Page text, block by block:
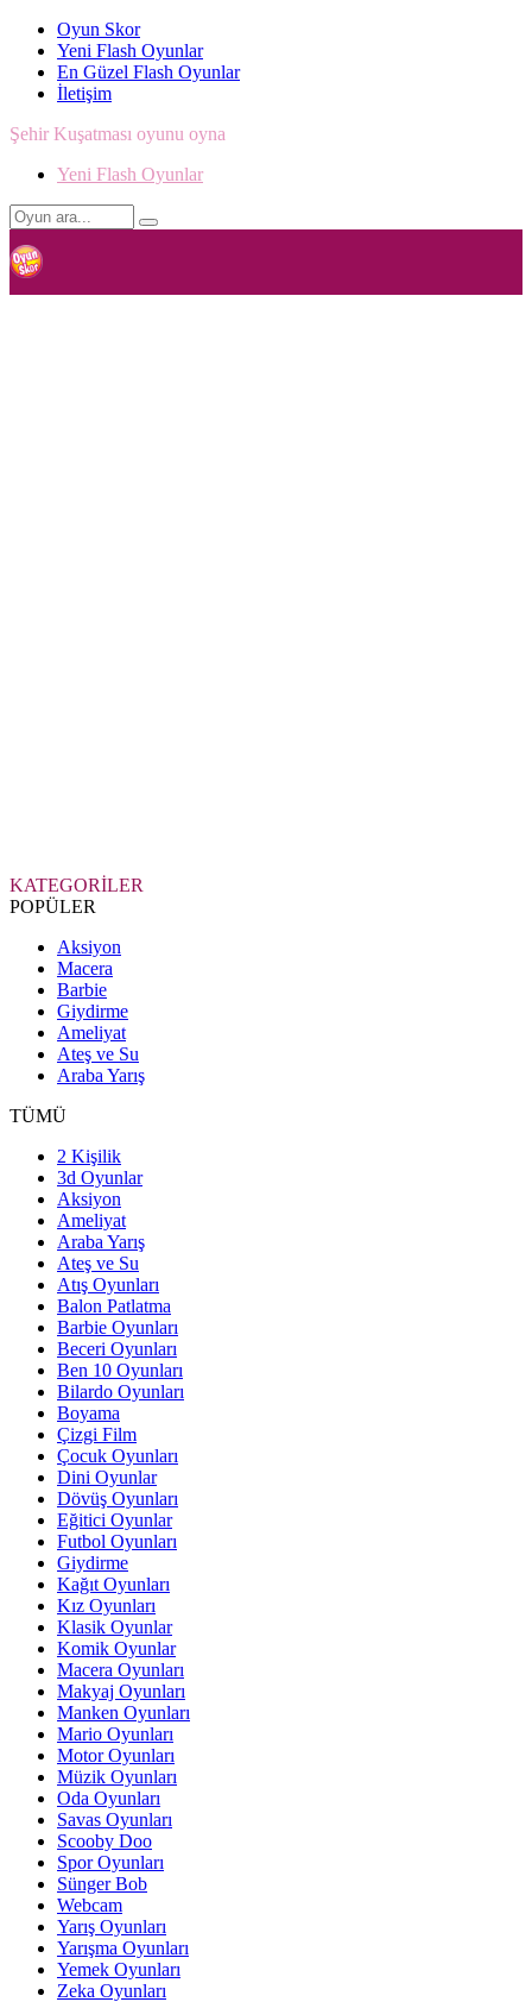
Oyun Skor
Yeni Flash Oyunlar
En Güzel Flash Oyunlar
İletişim
Şehir Kuşatması oyunu oyna
Yeni Flash Oyunlar
KATEGORİLER
POPÜLER
Aksiyon
Macera
Barbie
Giydirme
Ameliyat
Ateş ve Su
Araba Yarış
TÜMÜ
2 Kişilik
3d Oyunlar
Aksiyon
Ameliyat
Araba Yarış
Ateş ve Su
Atış Oyunları
Balon Patlatma
Barbie Oyunları
Beceri Oyunları
Ben 10 Oyunları
Bilardo Oyunları
Boyama
Çizgi Film
Çocuk Oyunları
Dini Oyunlar
Dövüş Oyunları
Eğitici Oyunlar
Futbol Oyunları
Giydirme
Kağıt Oyunları
Kız Oyunları
Klasik Oyunlar
Komik Oyunlar
Macera Oyunları
Makyaj Oyunları
Manken Oyunları
Mario Oyunları
Motor Oyunları
Müzik Oyunları
Oda Oyunları
Savas Oyunları
Scooby Doo
Spor Oyunları
Sünger Bob
Webcam
Yarış Oyunları
Yarışma Oyunları
Yemek Oyunları
Zeka Oyunları